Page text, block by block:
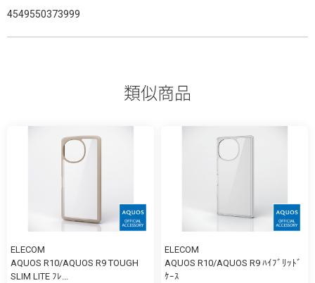
4549550373999
類似商品
ELECOM
AQUOS R10/AQUOS R9 TOUGH
SLIM LITE ﾌﾚ...
ELECOM
AQUOS R10/AQUOS R9 ﾊｲﾌﾞﾘｯﾄﾞ
ｹｰｽ